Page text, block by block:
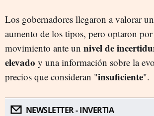
Los gobernadores llegaron a valorar
aumento de los tipos, pero optaron por
movimiento ante un nivel de
elevado y una información sobre la
precios que consideran "insuficiente".
NEWSLETTER - INVERTIA